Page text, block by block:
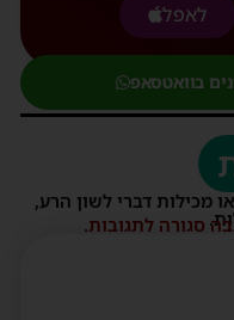
לאפל
בוואטסאפ
מכילות דברי לשון הרע,
סגורה לתגובות.